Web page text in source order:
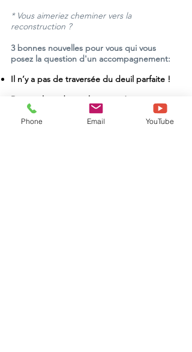
* Vous aimeriez cheminer vers la
reconstruction ?
3 bonnes nouvelles pour vous qui vous
posez la question d'un accompagnement:
Il n’y a pas de traversée du deuil parfaite !
Des outils et des techniques s’apprennent
pour se connecter à soi même et se
reconstruire !
Phone Email YouTube